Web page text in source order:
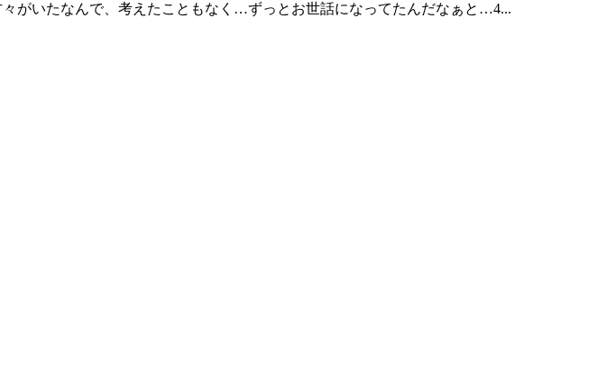
がいたなんで、考えたこともなく…ずっとお世話になってたんだなぁと…4...